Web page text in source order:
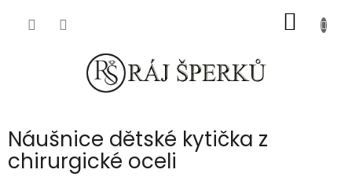
KOŠÍK
Náušnice dětské kytička z
chirurgické oceli